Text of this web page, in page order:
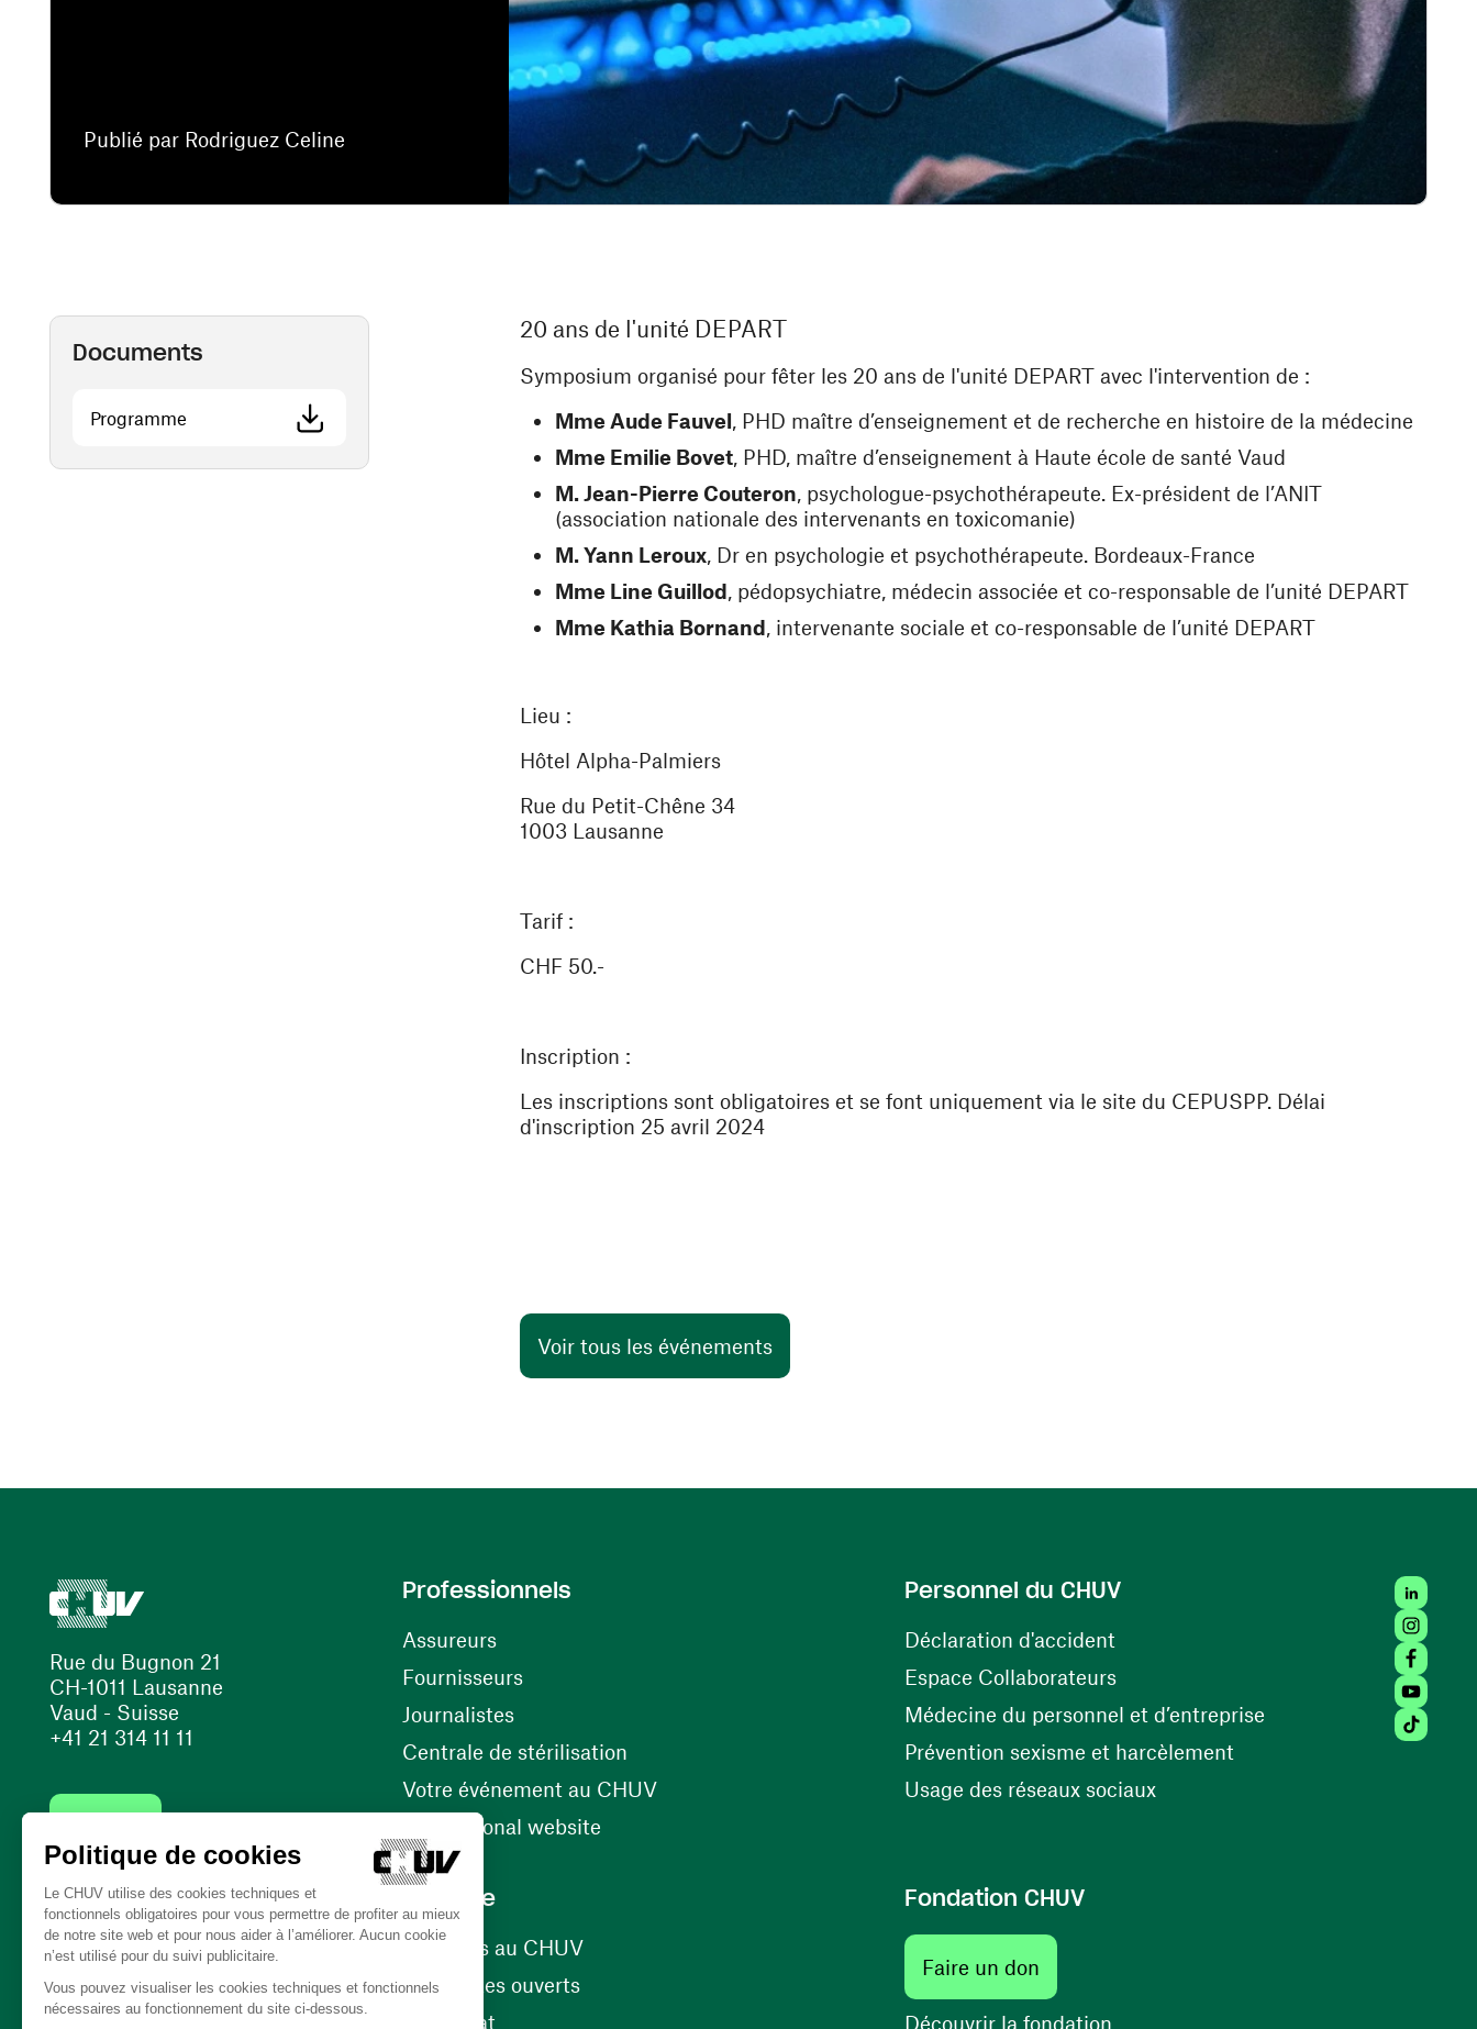
Publié par Rodriguez Celine
Documents
Programme (ouvre une nouvelle fenêtre)
20 ans de l'unité DEPART
Symposium organisé pour fêter les 20 ans de l'unité DEPART avec l'intervention de :
Mme Aude Fauvel, PHD maître d’enseignement et de recherche en histoire de la médecine
Mme Emilie Bovet, PHD, maître d’enseignement à Haute école de santé Vaud
M. Jean-Pierre Couteron, psychologue-psychothérapeute. Ex-président de l’ANIT
(association nationale des intervenants en toxicomanie)
M. Yann Leroux, Dr en psychologie et psychothérapeute. Bordeaux-France
Mme Line Guillod, pédopsychiatre, médecin associée et co-responsable de l’unité DEPART
Mme Kathia Bornand, intervenante sociale et co-responsable de l’unité DEPART
Lieu :
Hôtel Alpha-Palmiers
Rue du Petit-Chêne 34
1003 Lausanne
Tarif :
CHF 50.-
Inscription :
Les inscriptions sont obligatoires et se font uniquement via le site du CEPUSPP. Délai
d'inscription 25 avril 2024
Voir tous les événements
Rue du Bugnon 21
CH-1011 Lausanne
Vaud - Suisse
+41 21 314 11 11
(ouvre une nouvelle fenêtre)
Professionnels
Assureurs
Fournisseurs(ouvre une nouvelle fenêtre)
Journalistes
Centrale de stérilisation
Votre événement au CHUV(ouvre une nouvelle fenêtre)
International website
Personnel du CHUV
Déclaration d'accident(ouvre une nouvelle fenêtre)
Espace Collaborateurs(ouvre une nouvelle fenêtre)
Médecine du personnel et d’entreprise(ouvre une nouvelle
Prévention sexisme et harcèlement(ouvre une nouvelle
Usage des réseaux sociaux(ouvre une nouvelle fenêtre)
Carrière
Carrières au CHUV(ouvre une nouvelle fenêtre)
Nos postes ouverts(ouvre une nouvelle fenêtre)
Bénévolat
Fondation CHUV
Faire un don(ouvre une nouvelle fenêtre)
Découvrir la fondation(ouvre une nouvelle fenêtre)
Tiktok